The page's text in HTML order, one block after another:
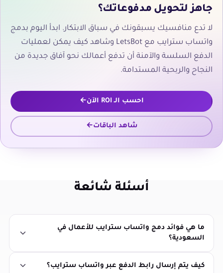
جاهز لتحويل مدفوعاتك؟
لا تدع منافسيك يسبقونك في سباق الابتكار. ابدأ اليوم بدمج
واتساب سترايب مع LetsBot وشاهد كيف يمكن لعمليات
الدفع السلسة والآمنة أن تدفع أعمالك نحو آفاق جديدة من
النجاح والربحية المستدامة.
احسب الـ ROI الآن
شاهد الباقات
أسئلة شائعة
ما هي فوائد دمج واتساب سترايب للأعمال في
السعودية؟
كيف يتم إرسال رابط الدفع عبر واتساب سترايب؟